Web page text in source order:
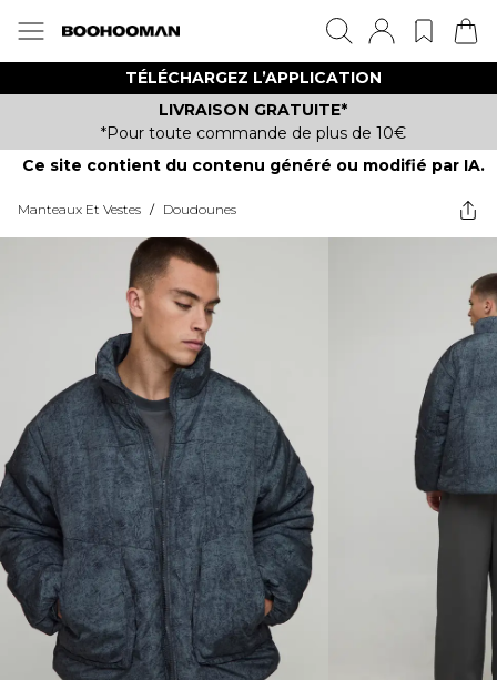
TÉLÉCHARGEZ L’APPLICATION
LIVRAISON GRATUITE*
*Pour toute commande de plus de 10€
Ce site contient du contenu généré ou modifié par IA.
Manteaux Et Vestes / Doudounes